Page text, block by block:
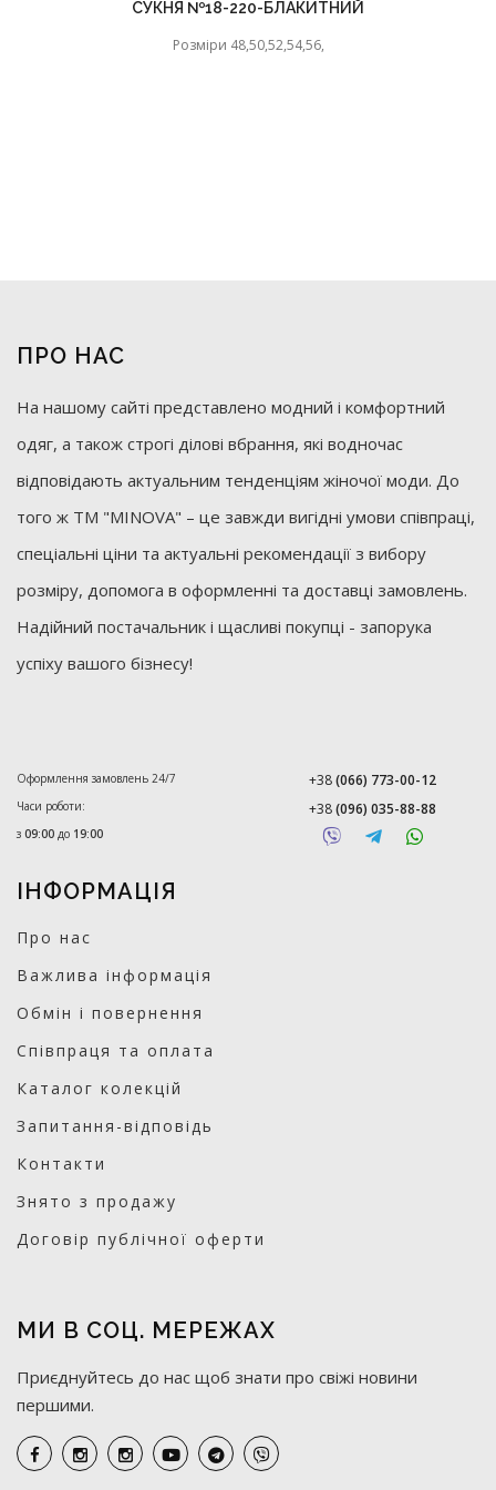
СУКНЯ №18-220-БЛАКИТНИЙ
Розміри 48,50,52,54,56,
ПРО НАС
На нашому сайті представлено модний і комфортний
одяг, а також строгі ділові вбрання, які водночас
відповідають актуальним тенденціям жіночої моди. До
того ж ТМ "MINOVA" – це завжди вигідні умови співпраці,
спеціальні ціни та актуальні рекомендації з вибору
розміру, допомога в оформленні та доставці замовлень.
Надійний постачальник і щасливі покупці - запорука
успіху вашого бізнесу!
Оформлення замовлень 24/7
Часи роботи:
з 09:00 до 19:00
+38(066) 773-00-12
+38(096) 035-88-88
ІНФОРМАЦІЯ
Про нас
Важлива інформація
Обмін і повернення
Співпраця та оплата
Каталог колекцій
Запитання-відповідь
Контакти
Знято з продажу
Договір публічної оферти
МИ В СОЦ. МЕРЕЖАХ
Приєднуйтесь до нас щоб знати про свіжі новини
першими.